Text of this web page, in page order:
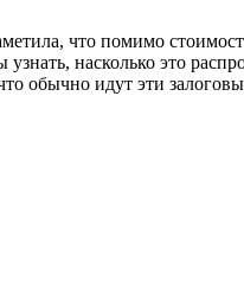
что помимо
насколько это
обычно идут эти